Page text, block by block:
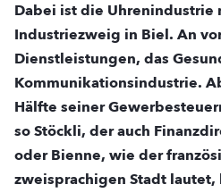
Dabei ist die Uhrenindustrie
Industriezweig in Biel. An
Dienstleistungen, das
Kommunikationsindustrie.
Hälfte seiner
so Stöckli, der auch
oder Bienne, wie der
zweisprachigen Stadt